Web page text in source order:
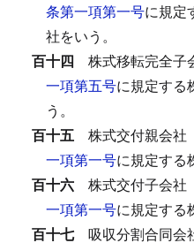
条第一項第一号に規定
社をいう。
百十四 株式移転完全子
一項第五号に規定する
う。
百十五 株式交付親会社
一項第一号に規定する
百十六 株式交付子会社
一項第一号に規定する
百十七 吸収分割合同会